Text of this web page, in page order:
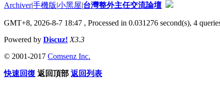
Archiver|手機版|小黑屋|台灣整外主任交流論壇
GMT+8, 2026-8-7 18:47 , Processed in 0.031276 second(s), 4
Powered by Discuz! X3.3
© 2001-2017 Comsenz Inc.
快速回復 返回頂部 返回列表